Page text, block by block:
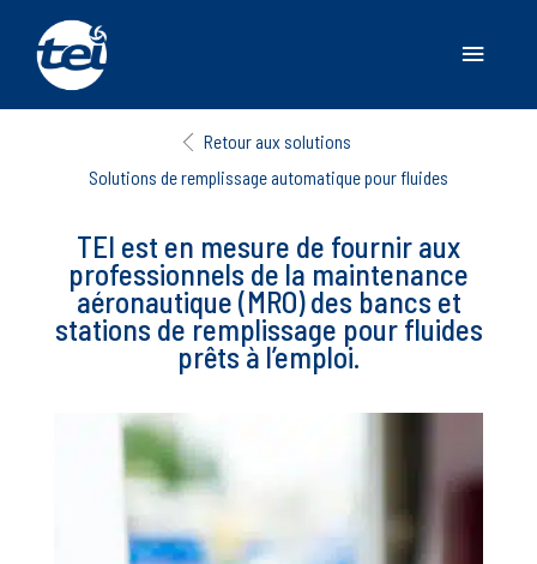
Menu
Retour aux solutions
Solutions de remplissage automatique pour fluides
TEI est en mesure de fournir aux
professionnels de la maintenance
aéronautique (MRO) des bancs et
stations de remplissage pour fluides
prêts à l’emploi.